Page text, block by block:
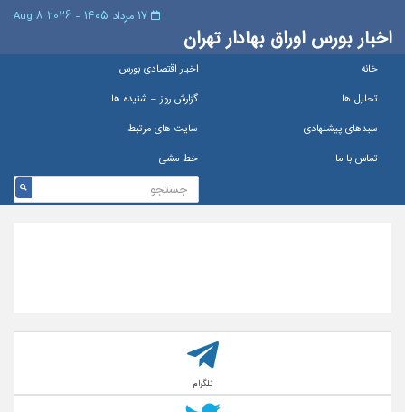
اخبار بورس اوراق بهادار تهران
خانه
اخبار اقتصادی بورس
تحلیل ها
گزارش روز – شنيده ها
سبدهای پیشنهادی
سایت های مرتبط
تماس با ما
خط مشی
تلگرام